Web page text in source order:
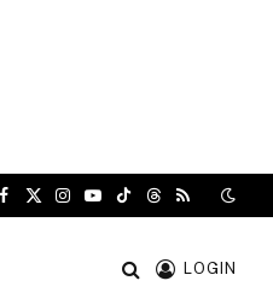
Facebook
X
Instagram
YouTube
TikTokThreads
RSS
LOGIN